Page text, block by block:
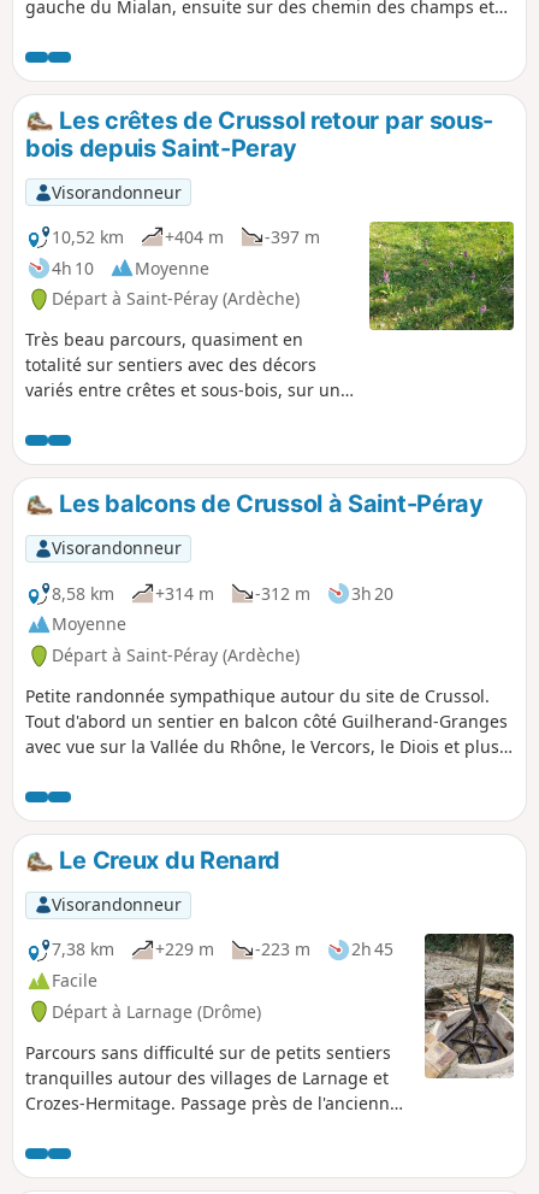
gauche du Mialan, ensuite sur des chemin des champs et
Crussol.
Les crêtes de Crussol retour par sous-
bois depuis Saint-Peray
Visorandonneur
10,52 km
+404 m
-397 m
4h 10
Moyenne
Départ à Saint-Péray (Ardèche)
Très beau parcours, quasiment en
totalité sur sentiers avec des décors
variés entre crêtes et sous-bois, sur un
et de chemins forestiers.
Les balcons de Crussol à Saint-Péray
Visorandonneur
8,58 km
+314 m -312 m
3h 20
Moyenne
Départ à Saint-Péray (Ardèche)
Petite randonnée sympathique autour du site de Crussol.
Tout d'abord un sentier en balcon côté Guilherand-Granges
avec vue sur la Vallée du Rhône, le Vercors, le Diois et plus
du Miallan avec vue sur l'Ardèche, Saint-Péray et son
vignoble. Un petit conseil, prenez la trace GPX : il y a une
multitude de sentiers qui partent de part et d'autre le long
du parcours.
Le Creux du Renard
Visorandonneur
7,38 km
+229 m -223 m
2h 45
Facile
Départ à Larnage (Drôme)
Parcours sans difficulté sur de petits sentiers
tranquilles autour des villages de Larnage et
Crozes-Hermitage. Passage près de l'ancienne
quelques années et abandonnée maintenant.
Ce kaolin servait à la fabrication de porcelaine